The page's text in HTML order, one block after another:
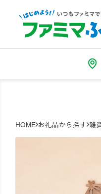
HOME お礼品から探す 雑